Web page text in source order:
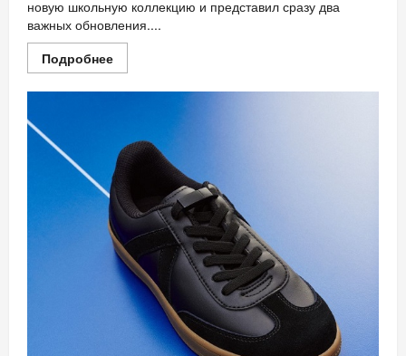
новую школьную коллекцию и представил сразу два
важных обновления....
ПодробнееПрочитать
больше
Школьная
детей
и
подростков:теперь
одежда
и
обувь